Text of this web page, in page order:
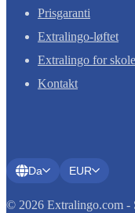
Prisgaranti
Extralingo-løftet
Extralingo for
Kontakt
Da EUR
© 2026 Extralingo.com -